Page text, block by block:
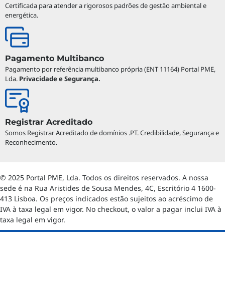
Certificada para atender a rigorosos padrões de gestão ambiental e
energética.
Pagamento Multibanco
Pagamento por referência multibanco própria (ENT 11164) Portal PME,
Lda. Privacidade e Segurança.
Registrar Acreditado
Somos Registrar Acreditado de domínios .PT. Credibilidade, Segurança e
Reconhecimento.
© 2025 Portal PME, Lda. Todos os direitos reservados. A nossa
sede é na Rua Aristides de Sousa Mendes, 4C, Escritório 4 1600-
413 Lisboa. Os preços indicados estão sujeitos ao acréscimo de
IVA à taxa legal em vigor. No checkout, o valor a pagar inclui IVA à
taxa legal em vigor.